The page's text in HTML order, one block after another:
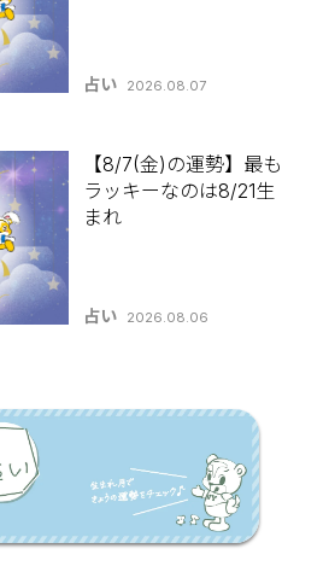
占い 2026.08.07
【8/7(金)の運勢】最も
ラッキーなのは8/21生
まれ
占い 2026.08.06